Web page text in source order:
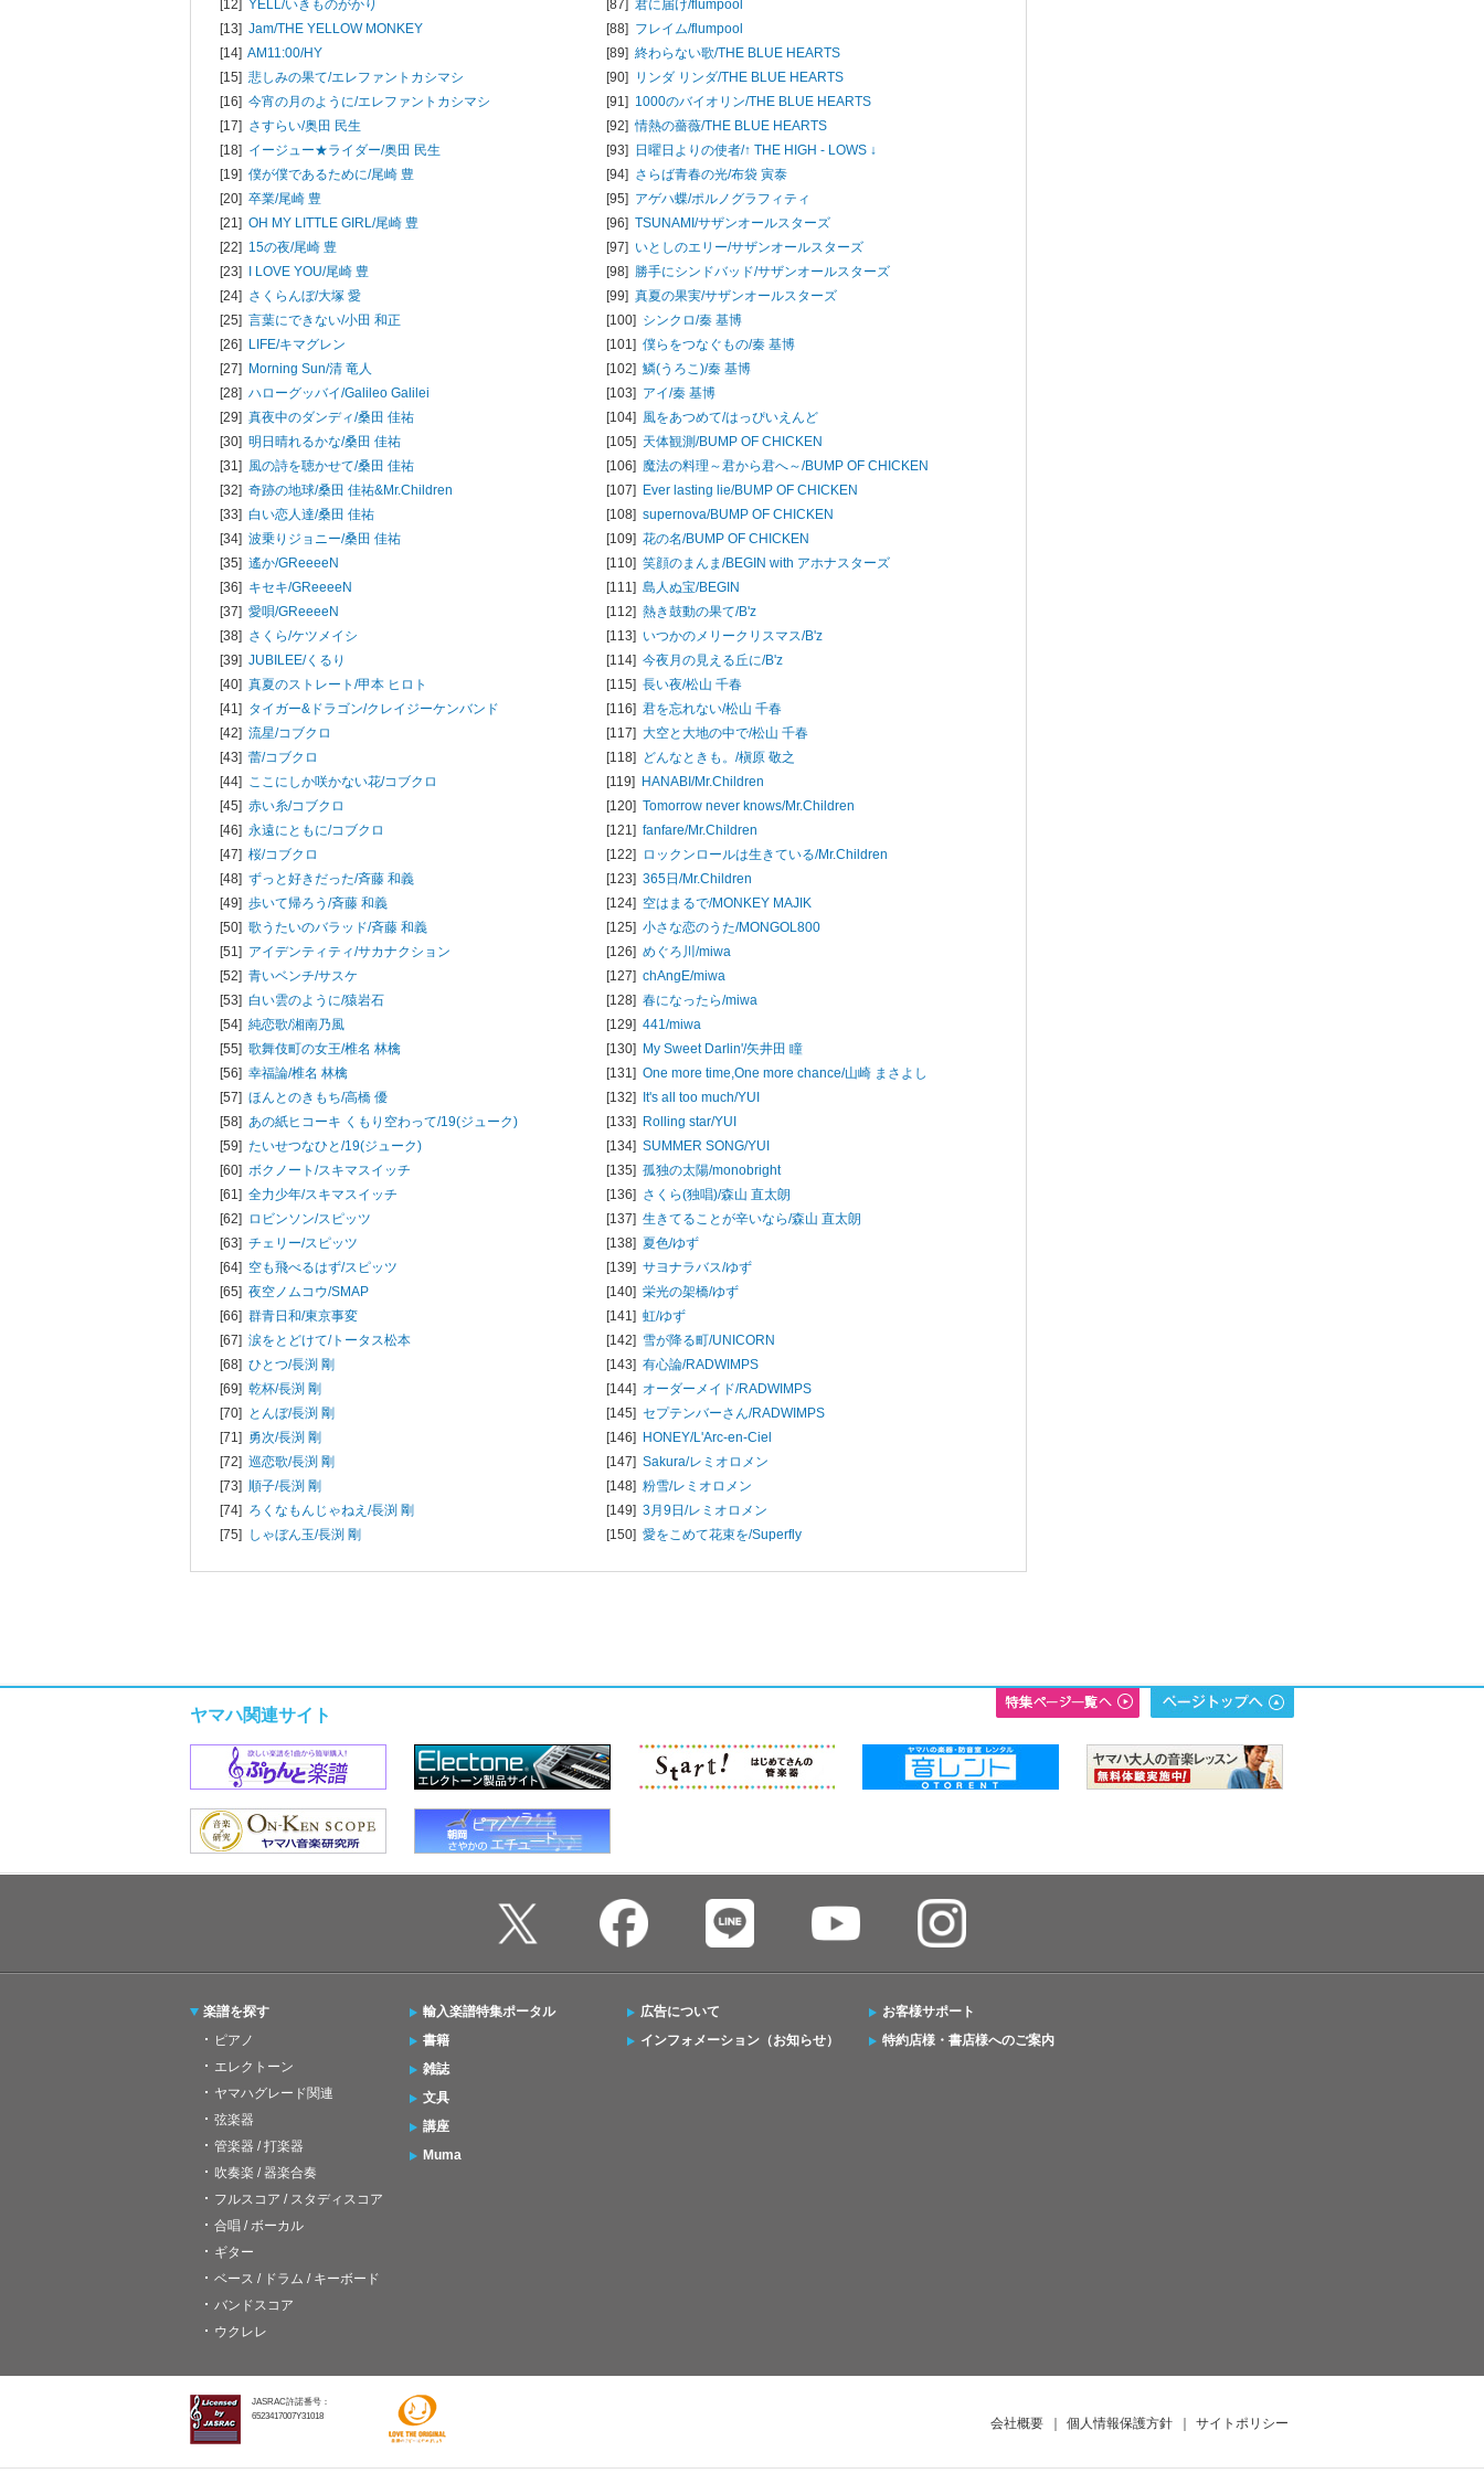
[12] YELL/いきものがかり
[13] Jam/THE YELLOW MONKEY
[14] AM11:00/HY
[15] 悲しみの果て/エレファントカシマシ
[16] 今宵の月のように/エレファントカシマシ
[17] さすらい/奥田 民生
[18] イージュー★ライダー/奥田 民生
[19] 僕が僕であるために/尾崎 豊
[20] 卒業/尾崎 豊
[21] OH MY LITTLE GIRL/尾崎 豊
[22] 15の夜/尾崎 豊
[23] I LOVE YOU/尾崎 豊
[24] さくらんぼ/大塚 愛
[25] 言葉にできない/小田 和正
[26] LIFE/キマグレン
[27] Morning Sun/清 竜人
[28] ハローグッバイ/Galileo Galilei
[29] 真夜中のダンディ/桑田 佳祐
[30] 明日晴れるかな/桑田 佳祐
[31] 風の詩を聴かせて/桑田 佳祐
[32] 奇跡の地球/桑田 佳祐&Mr.Children
[33] 白い恋人達/桑田 佳祐
[34] 波乗りジョニー/桑田 佳祐
[35] 遙か/GReeeeN
[36] キセキ/GReeeeN
[37] 愛唄/GReeeeN
[38] さくら/ケツメイシ
[39] JUBILEE/くるり
[40] 真夏のストレート/甲本 ヒロト
[41] タイガー&ドラゴン/クレイジーケンバンド
[42] 流星/コブクロ
[43] 蕾/コブクロ
[44] ここにしか咲かない花/コブクロ
[45] 赤い糸/コブクロ
[46] 永遠にともに/コブクロ
[47] 桜/コブクロ
[48] ずっと好きだった/斉藤 和義
[49] 歩いて帰ろう/斉藤 和義
[50] 歌うたいのバラッド/斉藤 和義
[51] アイデンティティ/サカナクション
[52] 青いベンチ/サスケ
[53] 白い雲のように/猿岩石
[54] 純恋歌/湘南乃風
[55] 歌舞伎町の女王/椎名 林檎
[56] 幸福論/椎名 林檎
[57] ほんとのきもち/高橋 優
[58] あの紙ヒコーキ くもり空わって/19(ジューク)
[59] たいせつなひと/19(ジューク)
[60] ボクノート/スキマスイッチ
[61] 全力少年/スキマスイッチ
[62] ロビンソン/スピッツ
[63] チェリー/スピッツ
[64] 空も飛べるはず/スピッツ
[65] 夜空ノムコウ/SMAP
[66] 群青日和/東京事変
[67] 涙をとどけて/トータス松本
[68] ひとつ/長渕 剛
[69] 乾杯/長渕 剛
[70] とんぼ/長渕 剛
[71] 勇次/長渕 剛
[72] 巡恋歌/長渕 剛
[73] 順子/長渕 剛
[74] ろくなもんじゃねえ/長渕 剛
[75] しゃぼん玉/長渕 剛
[87] 君に届け/flumpool
[88] フレイム/flumpool
[89] 終わらない歌/THE BLUE HEARTS
[90] リンダ リンダ/THE BLUE HEARTS
[91] 1000のバイオリン/THE BLUE HEARTS
[92]情熱の薔薇/THE BLUE HEARTS
[93] 日曜日よりの使者/↑ THE HIGH - LOWS ↓
[94] さらば青春の光/布袋 寅泰
[95] アゲハ蝶/ポルノグラフィティ
[96] TSUNAMI/サザンオールスターズ
[97] いとしのエリー/サザンオールスターズ
[98] 勝手にシンドバッド/サザンオールスターズ
[99] 真夏の果実/サザンオールスターズ
[100] シンクロ/秦 基博
[101] 僕らをつなぐもの/秦 基博
[102] 鱗(うろこ)/秦 基博
[103] アイ/秦 基博
[104] 風をあつめて/はっぴいえんど
[105] 天体観測/BUMP OF CHICKEN
[106] 魔法の料理～君から君へ～/BUMP OF CHICKEN
[107] Ever lasting lie/BUMP OF CHICKEN
[108] supernova/BUMP OF CHICKEN
[109] 花の名/BUMP OF CHICKEN
[110] 笑顔のまんま/BEGIN with アホナスターズ
[111] 島人ぬ宝/BEGIN
[112] 熱き鼓動の果て/B'z
[113] いつかのメリークリスマス/B'z
[114] 今夜月の見える丘に/B'z
[115] 長い夜/松山 千春
[116] 君を忘れない/松山 千春
[117] 大空と大地の中で/松山 千春
[118] どんなときも。/槇原 敬之
[119] HANABI/Mr.Children
[120] Tomorrow never knows/Mr.Children
[121] fanfare/Mr.Children
[122] ロックンロールは生きている/Mr.Children
[123] 365日/Mr.Children
[124] 空はまるで/MONKEY MAJIK
[125] 小さな恋のうた/MONGOL800
[126] めぐろ川/miwa
[127] chAngE/miwa
[128] 春になったら/miwa
[129] 441/miwa
[130] My Sweet Darlin'/矢井田 瞳
[131] One more time,One more chance/山崎 まさよし
[132] It's all too much/YUI
[133] Rolling star/YUI
[134] SUMMER SONG/YUI
[135] 孤独の太陽/monobright
[136] さくら(独唱)/森山 直太朗
[137] 生きてることが辛いなら/森山 直太朗
[138] 夏色/ゆず
[139] サヨナラバス/ゆず
[140] 栄光の架橋/ゆず
[141] 虹/ゆず
[142] 雪が降る町/UNICORN
[143] 有心論/RADWIMPS
[144] オーダーメイド/RADWIMPS
[145] セプテンバーさん/RADWIMPS
[146] HONEY/L'Arc-en-Ciel
[147] Sakura/レミオロメン
[148] 粉雪/レミオロメン
[149] 3月9日/レミオロメン
[150] 愛をこめて花束を/Superfly
ヤマハ関連サイト
楽譜を探す
ピアノ
エレクトーン
ヤマハグレード関連
弦楽器
管楽器 / 打楽器
吹奏楽 / 器楽合奏
フルスコア / スタディスコア
合唱 / ボーカル
ギター
ベース / ドラム / キーボード
バンドスコア
ウクレレ
輸入楽譜特集ポータル
書籍
雑誌
文具
講座
Muma
広告について
インフォメーション（お知らせ）
お客様サポート
特約店様・書店様へのご案内
JASRAC許諾番号：
6523417007Y31018
会社概要 ｜ 個人情報保護方針 ｜ サイトポリシー